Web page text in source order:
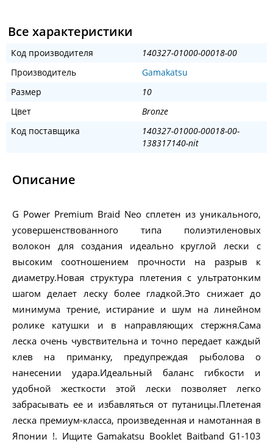
Все характеристики
Код производителя
140327-01000-00018-00
Производитель
Gamakatsu
Размер
10
Цвет
Bronze
Код поставщика
140327-01000-00018-00-
138317140-nit
Описание
G Power Premium Braid Neo сплетен из уникального,
усовершенствованного типа полиэтиленовых
волокон для создания идеально круглой лески с
высоким соотношением прочности на разрыв к
диаметру.Новая структура плетения с ультратонким
шагом делает леску более гладкой.Это снижает до
минимума трение, истирание и шум на линейном
ролике катушки и в направляющих стержня.Сама
леска очень чувствительна и точно передает каждый
клев на приманку, предупреждая рыболова о
нанесении удара.Идеальный баланс гибкости и
удобной жесткости этой лески позволяет легко
забрасывать ее и избавляться от путаницы.Плетеная
леска премиум-класса, произведенная и намотанная в
Японии !. Ищите Gamakatsu Booklet Baitband G1-103